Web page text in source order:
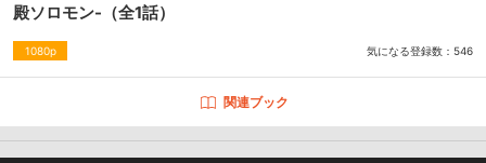
殿ソロモン- （全1話）
1080p 気になる登録数： 546
関連ブック